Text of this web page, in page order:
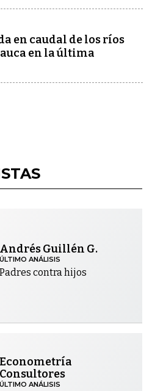
en caudal de los ríos
en la última
Andrés Guillén G.
ÚLTIMO ANÁLISIS
Padres contra hijos
Econometría
Consultores
ÚLTIMO ANÁLISIS